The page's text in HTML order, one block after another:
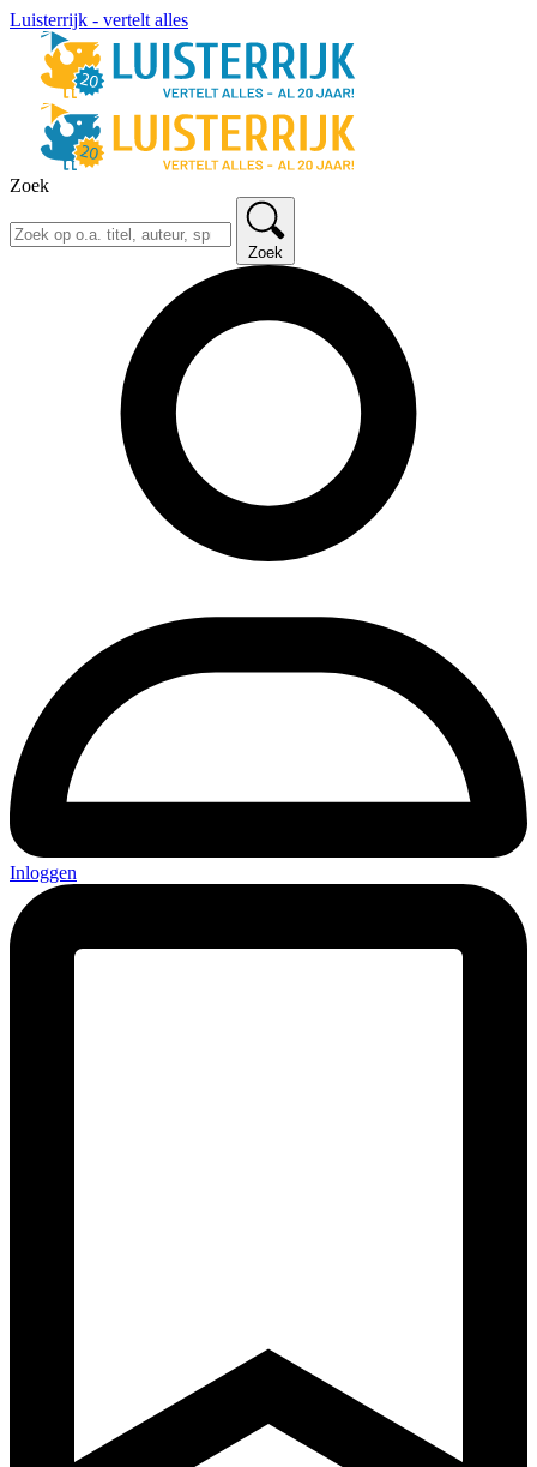
Luisterrijk - vertelt alles
Zoek
Zoek
Inloggen